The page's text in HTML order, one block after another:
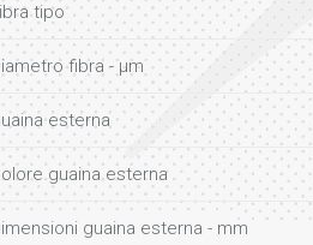
tipo
fibra - µm
esterna
guaina esterna
guaina esterna - mm